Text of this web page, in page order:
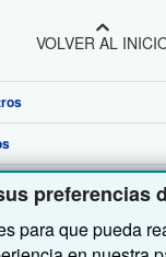
preferencias
para que pueda
VOLVER AL
de afiliados